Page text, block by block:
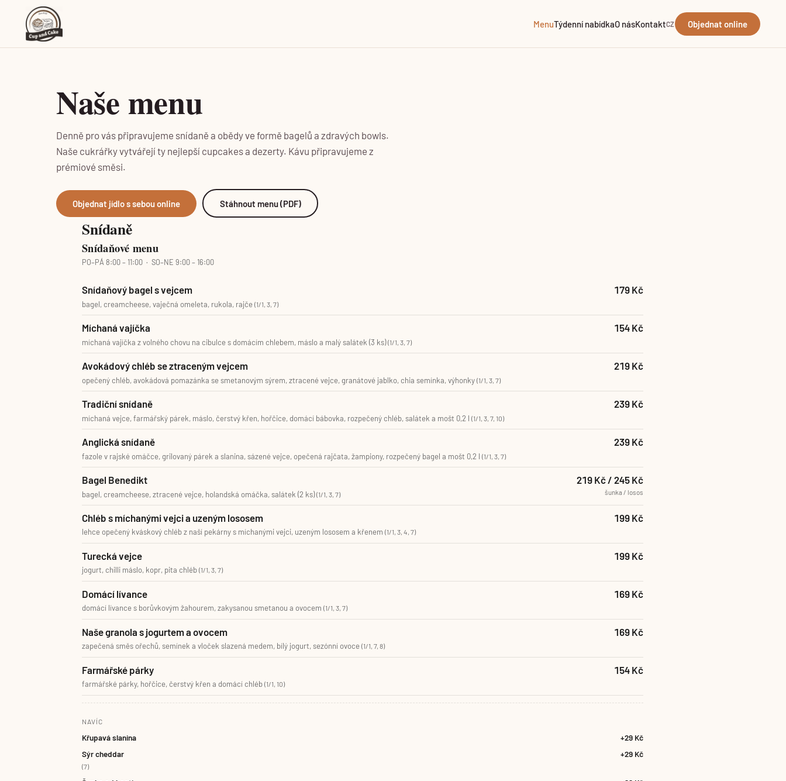
MenuTýdenní nabídkaO násKontaktCZ Objednat online
Naše menu
Denně pro vás připravujeme snídaně a obědy ve formě bagelů a zdravých bowls.
Naše cukrářky vytvářejí ty nejlepší cupcakes a dezerty. Kávu připravujeme z
prémiové směsi.
Objednat jídlo s sebou online Stáhnout menu (PDF)
Snídaně
Snídaňové menu
PO–PÁ 8:00 – 11:00 · SO–NE 9:00 – 16:00
Snídaňový bagel s vejcem
bagel, creamcheese, vaječná omeleta, rukola, rajče (1/1, 3, 7)
179 Kč
Míchaná vajíčka
míchaná vajíčka z volného chovu na cibulce s domácím chlebem, máslo a malý salátek (3 ks)(1/1, 3, 7)
154 Kč
Avokádový chléb se ztraceným vejcem
opečený chléb, avokádová pomazánka se smetanovým sýrem, ztracené vejce, granátové jablko, chia semínka, výhonky (1/1, 3, 7)
219 Kč
Tradiční snídaně
míchaná vejce, farmářský párek, máslo, čerstvý křen, hořčice, domácí bábovka, rozpečený chléb, salátek a mošt 0,2 l (1/1, 3, 7, 10)
239 Kč
Anglická snídaně
fazole v rajské omáčce, grilovaný párek a slanina, sázené vejce, opečená rajčata, žampiony, rozpečený bagel a mošt 0,2 l (1/1, 3, 7)
239 Kč
Bagel Benedikt
bagel, creamcheese, ztracené vejce, holandská omáčka, salátek (2 ks)(1/1, 3, 7)
219 Kč / 245 Kč
šunka / losos
Chléb s míchanými vejci a uzeným lososem
lehce opečený kváskový chléb z naší pekárny s míchanými vejci, uzeným lososem a křenem (1/1, 3, 4, 7)
199 Kč
Turecká vejce
jogurt, chilli máslo, kopr, pita chléb (1/1, 3, 7)
199 Kč
Domácí lívance
domácí lívance s borůvkovým žahourem, zakysanou smetanou a ovocem (1/1, 3, 7)
169 Kč
Naše granola s jogurtem a ovocem
zapečená směs ořechů, semínek a vloček slazená medem, bílý jogurt, sezónní ovoce (1/1, 7, 8)
169 Kč
Farmářské párky
farmářské párky, hořčice, čerstvý křen a domácí chléb (1/1, 10)
154 Kč
NAVÍC
Křupavá slanina
+29 Kč
Sýr cheddar
(7)
+29 Kč